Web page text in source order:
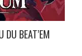
DU BEAT’EM